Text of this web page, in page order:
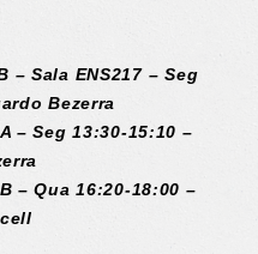
– Sala ENS217 – Seg
Bezerra
– Seg 13:30-15:10 –
– Qua 16:20-18:00 –